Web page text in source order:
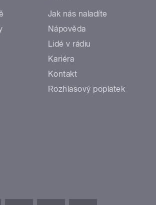
Jak nás naladíte
Nápověda
Lidé v rádiu
Kariéra
Kontakt
Rozhlasový poplatek